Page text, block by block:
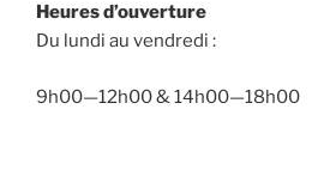
Heures d’ouverture
Du lundi au vendredi :
9h00—12h00 & 14h00—18h00